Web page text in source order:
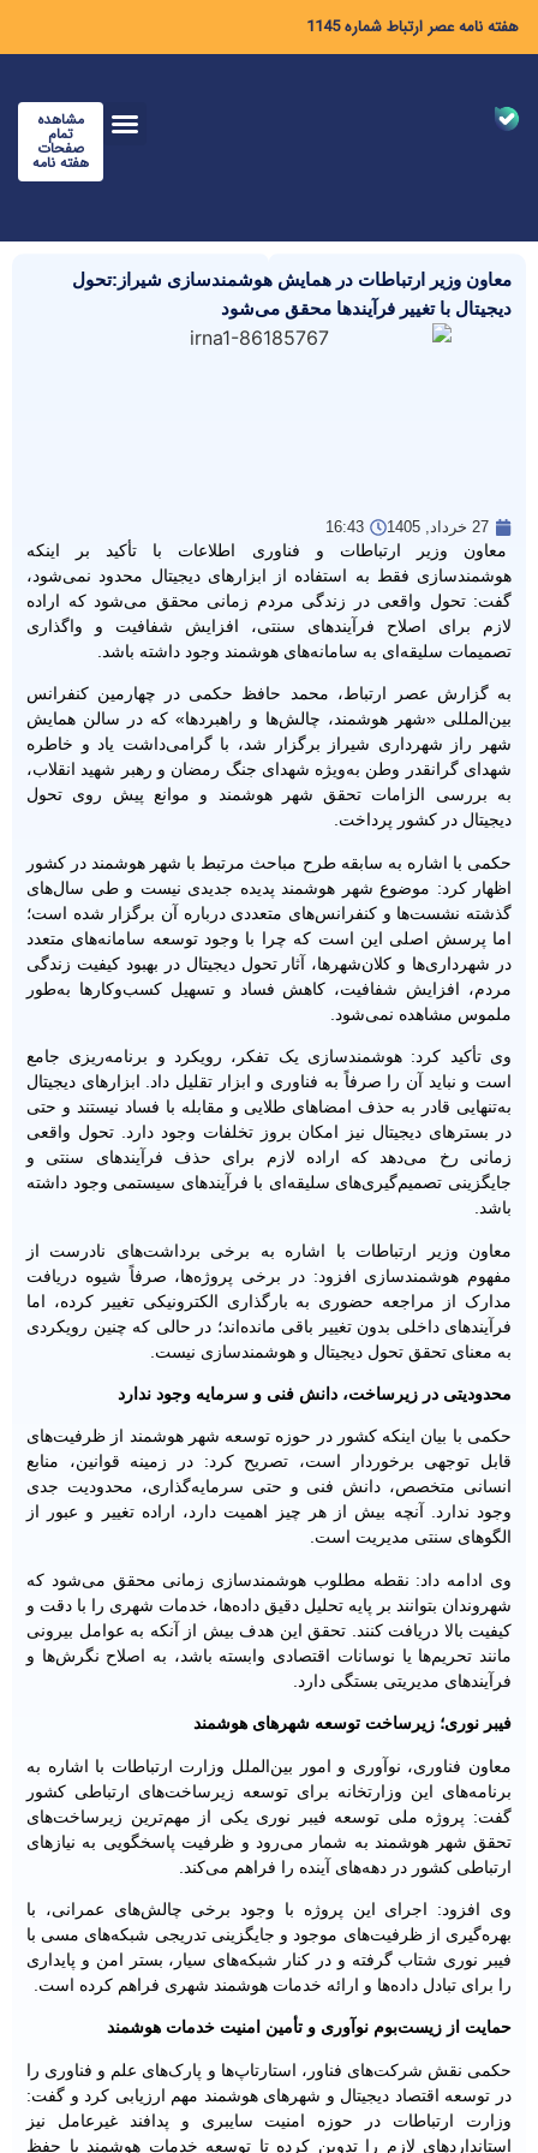
هفته نامه عصر ارتباط شماره 1145
مشاهده
تمام
صفحات
هفته نامه
معاون وزیر ارتباطات در همایش هوشمندسازی شیراز:تحول
دیجیتال با تغییر فرآیندها محقق می‌شود
27 خرداد, 1405 16:43
معاون وزیر ارتباطات و فناوری اطلاعات با تأکید بر اینکه
هوشمندسازی فقط به استفاده از ابزارهای دیجیتال محدود نمی‌شود،
گفت: تحول واقعی در زندگی مردم زمانی محقق می‌شود که اراده
لازم برای اصلاح فرآیندهای سنتی، افزایش شفافیت و واگذاری
تصمیمات سلیقه‌ای به سامانه‌های هوشمند وجود داشته باشد.
به گزارش عصر ارتباط، محمد حافظ حکمی در چهارمین کنفرانس
بین‌المللی «شهر هوشمند، چالش‌ها و راهبردها» که در سالن همایش
شهر راز شهرداری شیراز برگزار شد، با گرامی‌داشت یاد و خاطره
شهدای گرانقدر وطن به‌ویژه شهدای جنگ رمضان و رهبر شهید انقلاب،
به بررسی الزامات تحقق شهر هوشمند و موانع پیش روی تحول
دیجیتال در کشور پرداخت.
حکمی با اشاره به سابقه طرح مباحث مرتبط با شهر هوشمند در کشور
اظهار کرد: موضوع شهر هوشمند پدیده جدیدی نیست و طی سال‌های
گذشته نشست‌ها و کنفرانس‌های متعددی درباره آن برگزار شده است؛
اما پرسش اصلی این است که چرا با وجود توسعه سامانه‌های متعدد
در شهرداری‌ها و کلان‌شهرها، آثار تحول دیجیتال در بهبود کیفیت زندگی
مردم، افزایش شفافیت، کاهش فساد و تسهیل کسب‌وکارها به‌طور
ملموس مشاهده نمی‌شود.
وی تأکید کرد: هوشمندسازی یک تفکر، رویکرد و برنامه‌ریزی جامع
است و نباید آن را صرفاً به فناوری و ابزار تقلیل داد. ابزارهای دیجیتال
به‌تنهایی قادر به حذف امضاهای طلایی و مقابله با فساد نیستند و حتی
در بسترهای دیجیتال نیز امکان بروز تخلفات وجود دارد. تحول واقعی
زمانی رخ می‌دهد که اراده لازم برای حذف فرآیندهای سنتی و
جایگزینی تصمیم‌گیری‌های سلیقه‌ای با فرآیندهای سیستمی وجود داشته
باشد.
معاون وزیر ارتباطات با اشاره به برخی برداشت‌های نادرست از
مفهوم هوشمندسازی افزود: در برخی پروژه‌ها، صرفاً شیوه دریافت
مدارک از مراجعه حضوری به بارگذاری الکترونیکی تغییر کرده، اما
فرآیندهای داخلی بدون تغییر باقی مانده‌اند؛ در حالی که چنین رویکردی
به معنای تحقق تحول دیجیتال و هوشمندسازی نیست.
محدودیتی در زیرساخت، دانش فنی و سرمایه وجود ندارد
حکمی با بیان اینکه کشور در حوزه توسعه شهر هوشمند از ظرفیت‌های
قابل توجهی برخوردار است، تصریح کرد: در زمینه قوانین، منابع
انسانی متخصص، دانش فنی و حتی سرمایه‌گذاری، محدودیت جدی
وجود ندارد. آنچه بیش از هر چیز اهمیت دارد، اراده تغییر و عبور از
الگوهای سنتی مدیریت است.
وی ادامه داد: نقطه مطلوب هوشمندسازی زمانی محقق می‌شود که
شهروندان بتوانند بر پایه تحلیل دقیق داده‌ها، خدمات شهری را با دقت و
کیفیت بالا دریافت کنند. تحقق این هدف بیش از آنکه به عوامل بیرونی
مانند تحریم‌ها یا نوسانات اقتصادی وابسته باشد، به اصلاح نگرش‌ها و
فرآیندهای مدیریتی بستگی دارد.
فیبر نوری؛ زیرساخت توسعه شهرهای هوشمند
معاون فناوری، نوآوری و امور بین‌الملل وزارت ارتباطات با اشاره به
برنامه‌های این وزارتخانه برای توسعه زیرساخت‌های ارتباطی کشور
گفت: پروژه ملی توسعه فیبر نوری یکی از مهم‌ترین زیرساخت‌های
تحقق شهر هوشمند به شمار می‌رود و ظرفیت پاسخگویی به نیازهای
ارتباطی کشور در دهه‌های آینده را فراهم می‌کند.
وی افزود: اجرای این پروژه با وجود برخی چالش‌های عمرانی، با
بهره‌گیری از ظرفیت‌های موجود و جایگزینی تدریجی شبکه‌های مسی با
فیبر نوری شتاب گرفته و در کنار شبکه‌های سیار، بستر امن و پایداری
را برای تبادل داده‌ها و ارائه خدمات هوشمند شهری فراهم کرده است.
حمایت از زیست‌بوم نوآوری و تأمین امنیت خدمات هوشمند
حکمی نقش شرکت‌های فناور، استارتاپ‌ها و پارک‌های علم و فناوری را
در توسعه اقتصاد دیجیتال و شهرهای هوشمند مهم ارزیابی کرد و گفت:
وزارت ارتباطات در حوزه امنیت سایبری و پدافند غیرعامل نیز
استانداردهای لازم را تدوین کرده تا توسعه خدمات هوشمند با حفظ